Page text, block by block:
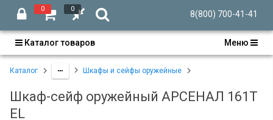
0 0
8(800) 700-41-41
Каталог товаров Меню
Каталог Шкафы и сейфы оружейные
Шкаф-сейф оружейный АРСЕНАЛ 161Т
EL